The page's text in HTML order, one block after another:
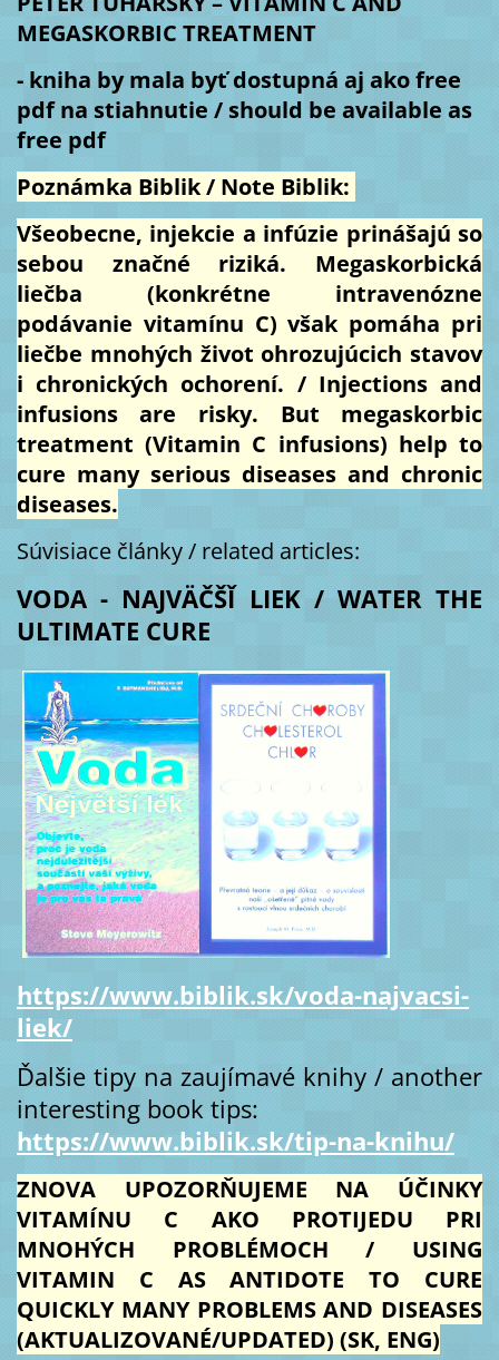
MEGASKORBIC TREATMENT
- kniha by mala byť dostupná aj ako free
pdf na stiahnutie / should be available as
free pdf
Poznámka Biblik / Note Biblik:
Všeobecne, injekcie a infúzie prinášajú so
sebou značné riziká. Megaskorbická
liečba (konkrétne intravenózne
podávanie vitamínu C) však pomáha pri
liečbe mnohých život ohrozujúcich stavov
i chronických ochorení. / Injections and
infusions are risky. But megaskorbic
treatment (Vitamin C infusions) help to
cure many serious diseases and chronic
diseases.
Súvisiace články / related articles:
VODA - NAJVÄČŠǏ LIEK / WATER THE
ULTIMATE CURE
https://www.biblik.sk/voda-najvacsi-
liek/
Ďalšie tipy na zaujímavé knihy / another
interesting book tips:
https://www.biblik.sk/tip-na-knihu/
ZNOVA UPOZORŇUJEME NA ÚČINKY
VITAMÍNU C AKO PROTIJEDU PRI
MNOHÝCH PROBLÉMOCH / USING
VITAMIN C AS ANTIDOTE TO CURE
QUICKLY MANY PROBLEMS AND DISEASES
(AKTUALIZOVANÉ/UPDATED) (SK, ENG)